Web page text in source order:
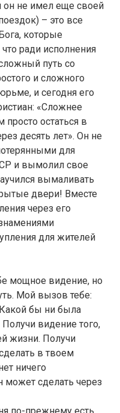
он не имел еще своей
– это все
которые
ради исполнения
путь со
и сложного
и сегодня его
«Сложнее
остаться в
десять лет». Он не
для
и вымолил свое
вымаливать
двери! Вместе
через его
для жителей
мощное видение, но
Мой вызов тебе:
бы ни была
видение того,
жизни. Получи
в твоем
ничего
может сделать через
по-прежнему есть